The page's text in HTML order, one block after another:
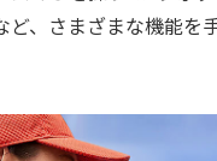
ど、さまざまな機能を